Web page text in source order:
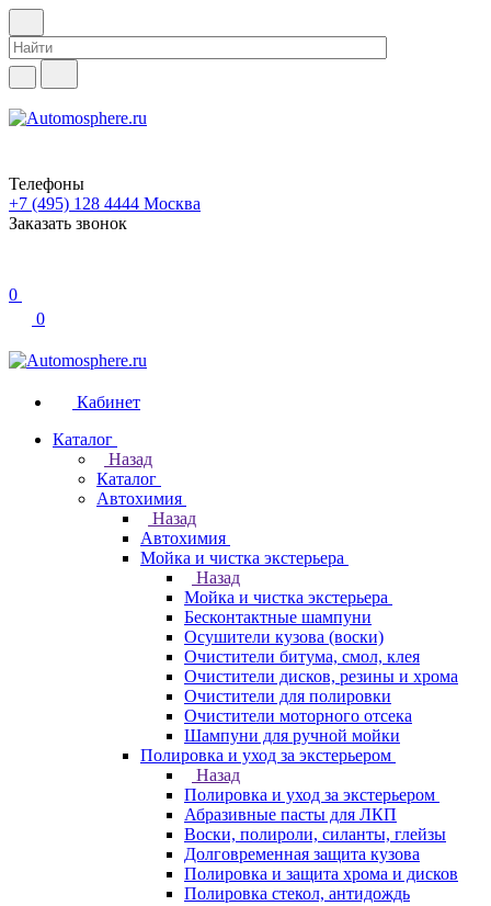
Телефоны
+7 (495) 128 4444 Москва
Заказать звонок
0
0
Кабинет
Каталог
Назад
Каталог
Автохимия
Назад
Автохимия
Мойка и чистка экстерьера
Назад
Мойка и чистка экстерьера
Бесконтактные шампуни
Осушители кузова (воски)
Очистители битума, смол, клея
Очистители дисков, резины и хрома
Очистители для полировки
Очистители моторного отсека
Шампуни для ручной мойки
Полировка и уход за экстерьером
Назад
Полировка и уход за экстерьером
Абразивные пасты для ЛКП
Воски, полироли, силанты, глейзы
Долговременная защита кузова
Полировка и защита хрома и дисков
Полировка стекол, антидождь